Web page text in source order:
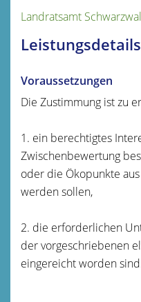
Landratsamt
Leistungsdetails
Voraussetzungen
Die Zustimmung ist zu
1. ein berechtigtes
Zwischenbewertung
oder die Ökopunkte
werden sollen,
2. die erforderlichen
der vorgeschriebenen
eingereicht worden